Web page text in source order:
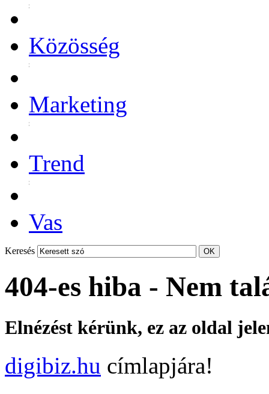
Közösség
Marketing
Trend
Vas
Keresés
404-es hiba - Nem
Elnézést kérünk, ez az oldal
digibiz.hu címlapjára!